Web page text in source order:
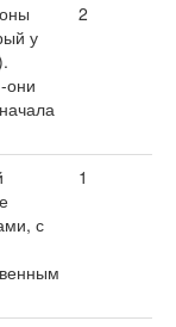
у
они
2
с
1